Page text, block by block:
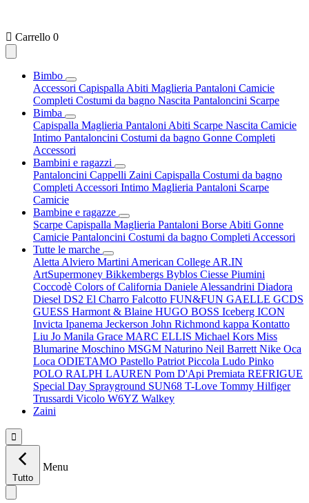
 Carrello 0
Bimbo
Accessori Capispalla Abiti Maglieria Pantaloni Camicie
Completi Costumi da bagno Nascita Pantaloncini Scarpe
Bimba
Capispalla Maglieria Pantaloni Abiti Scarpe Nascita Camicie
Intimo Pantaloncini Costumi da bagno Gonne Completi
Accessori
Bambini e ragazzi
Pantaloncini Cappelli Zaini Capispalla Costumi da bagno
Completi Accessori Intimo Maglieria Pantaloni Scarpe
Camicie
Bambine e ragazze
Scarpe Capispalla Maglieria Pantaloni Borse Abiti Gonne
Camicie Pantaloncini Costumi da bagno Completi Accessori
Tutte le marche
Aletta Alviero Martini American College AR.IN
ArtSupermoney Bikkembergs Byblos Ciesse Piumini
Coccodè Colors of California Daniele Alessandrini Diadora
Diesel DS2 El Charro Falcotto FUN&FUN GAELLE GCDS
GUESS Harmont & Blaine HUGO BOSS Iceberg ICON
Invicta Ipanema Jeckerson John Richmond kappa Kontatto
Liu Jo Manila Grace MARC ELLIS Michael Kors Miss
Blumarine Moschino MSGM Naturino Neil Barrett Nike Oca
Loca ODIETAMO Pastello Patriot Piccola Ludo Pinko
POLO RALPH LAUREN Pom D'Api Premiata REFRIGUE
Special Day Sprayground SUN68 T-Love Tommy Hilfiger
Trussardi Vicolo W6YZ Walkey
Zaini

Tutto
Menu